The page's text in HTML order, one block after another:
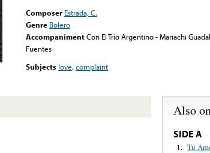
Composer Estrada, C.
Genre Bolero
AccompanimentCon El Trío Argentino - Mariachi
Fuentes
Subjects love,complaint
Also
SIDE A
1. Tu